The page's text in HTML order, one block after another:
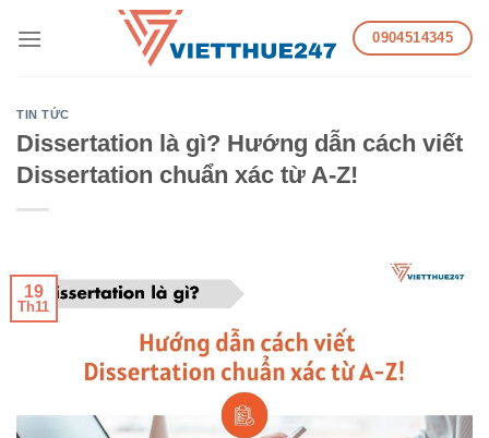
0904514345
TIN TỨC
Dissertation là gì? Hướng dẫn cách viết
Dissertation chuẩn xác từ A-Z!
19
Th11